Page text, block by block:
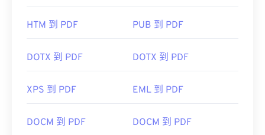
HTM 到 PDF PUB 到 PDF
DOTX 到 PDF DOTX 到 PDF
XPS 到 PDF EML 到 PDF
DOCM 到 PDF DOCM 到 PDF